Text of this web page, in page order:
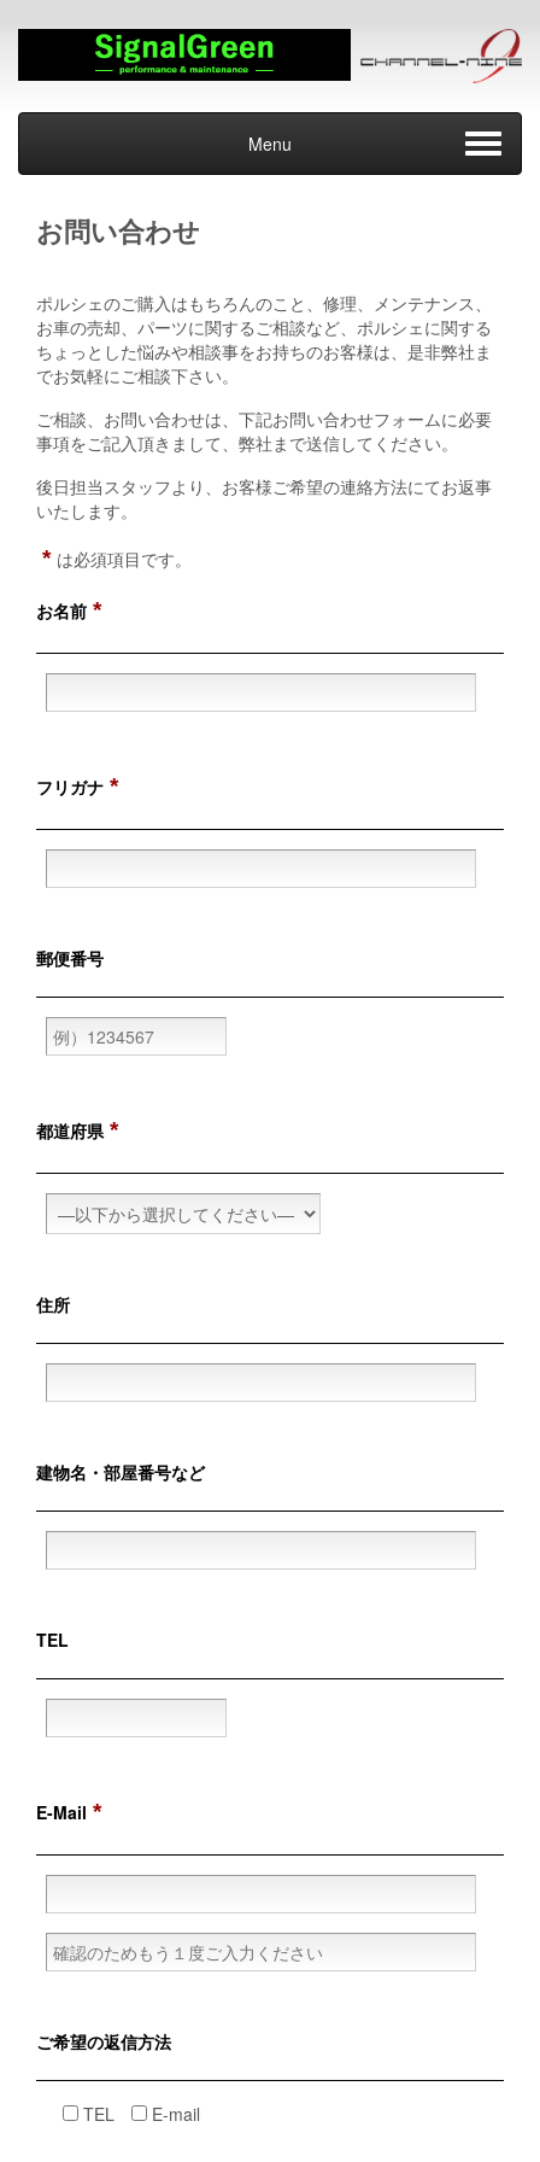
Menu
お問い合わせ
ポルシェのご購入はもちろんのこと、修理、メンテナンス、
お車の売却、パーツに関するご相談など、ポルシェに関する
ちょっとした悩みや相談事をお持ちのお客様は、是非弊社ま
でお気軽にご相談下さい。
ご相談、お問い合わせは、下記お問い合わせフォームに必要
事項をご記入頂きまして、弊社まで送信してください。
後日担当スタッフより、お客様ご希望の連絡方法にてお返事
いたします。
* は必須項目です。
お名前 *
フリガナ *
郵便番号
都道府県 *
住所
建物名・ 部屋番号など
TEL
E-Mail *
ご希望の返信方法
TEL E-mail